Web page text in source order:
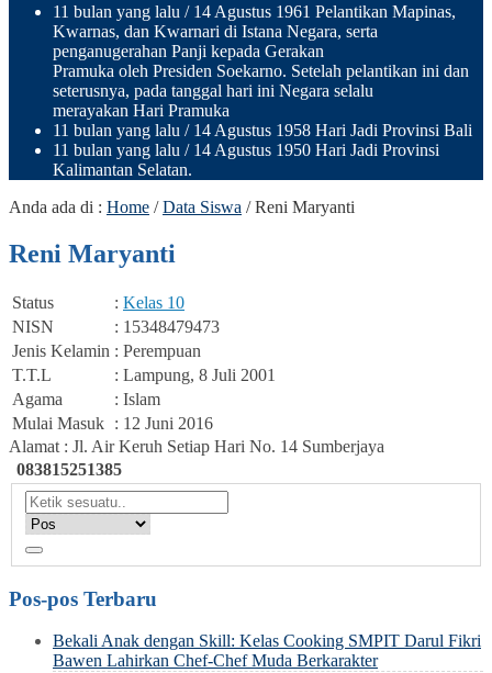
11 bulan yang lalu / 14 Agustus 1961 Pelantikan Mapinas,
Kwarnas, dan Kwarnari di Istana Negara, serta
penganugerahan Panji kepada Gerakan
Pramuka oleh Presiden Soekarno. Setelah pelantikan ini dan
seterusnya, pada tanggal hari ini Negara selalu
merayakan Hari Pramuka
11 bulan yang lalu / 14 Agustus 1958 Hari Jadi Provinsi Bali
11 bulan yang lalu / 14 Agustus 1950 Hari Jadi Provinsi
Kalimantan Selatan.
Anda ada di : Home /Data Siswa /Reni Maryanti
Reni Maryanti
Status : Kelas 10
NISN
: 15348479473
Jenis Kelamin : Perempuan
T.T.L
: Lampung, 8 Juli 2001
Agama
: Islam
Mulai Masuk : 12 Juni 2016
Alamat : Jl. Air Keruh Setiap Hari No. 14 Sumberjaya
083815251385
Pos-pos Terbaru
Bekali Anak dengan Skill: Kelas Cooking SMPIT Darul Fikri
Bawen Lahirkan Chef-Chef Muda Berkarakter